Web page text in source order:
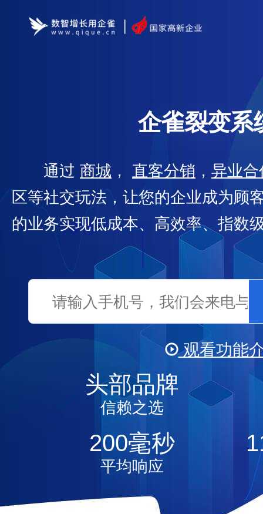
企雀裂变
通过 商城 ， 直客分销 ， 异业合
区等社交玩法，让您的企业成为顾
的业务实现低成本、高效率、指数
观看功能
视频
头部品牌
信赖之选
200毫秒
平均响应